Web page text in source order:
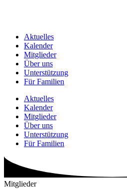
Aktuelles
Kalender
Mitglieder
Über uns
Unterstützung
Für Familien
Aktuelles
Kalender
Mitglieder
Über uns
Unterstützung
Für Familien
Mitglieder